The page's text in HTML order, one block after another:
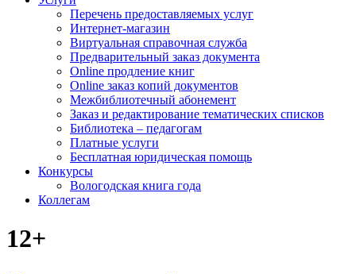
Перечень предоставляемых услуг
Интернет-магазин
Виртуальная справочная служба
Предварительный заказ документа
Online продление книг
Online заказ копий документов
Межбиблиотечный абонемент
Заказ и редактирование тематических списков
Библиотека – педагогам
Платные услуги
Бесплатная юридическая помощь
Конкурсы
Вологодская книга года
Коллегам
12+